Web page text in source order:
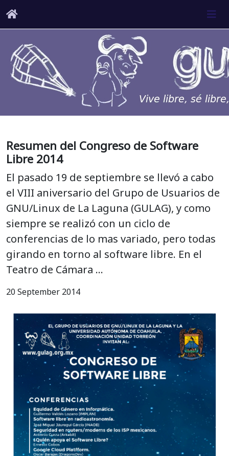
Resumen del Congreso de Software
Libre 2014
El pasado 19 de septiembre se llevó a cabo
el VIII aniversario del Grupo de Usuarios de
GNU/Linux de La Laguna (GULAG), y como
siempre se realizó con un ciclo de
conferencias de lo mas variado, pero todas
girando en torno al software libre. En el
Teatro de Cámara …
20 September 2014